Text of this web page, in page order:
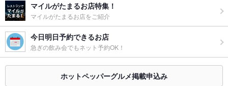
マイルがたまるお店特集！
マイルがたまるお店をご紹介
今日明日予約できるお店
急ぎの飲み会でもネット予約OK！
ホットペッパーグルメ掲載申込み